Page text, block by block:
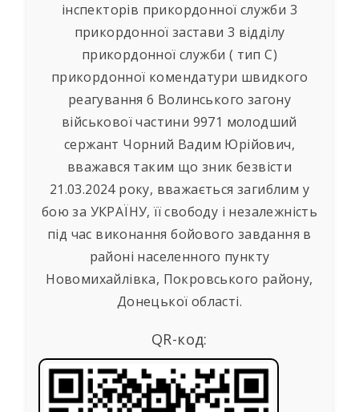
інспекторів прикордонної служби 3
прикордонної застави 3 відділу
прикордонної служби ( тип С)
прикордонної комендатури швидкого
реагування 6 Волинського загону
військової частини 9971 молодший
сержант Чорний Вадим Юрійович,
вважався таким що зник безвісти
21.03.2024 року, вважається загиблим у
бою за УКРАЇНУ, її свободу і незалежність
під час виконання бойового завдання в
районі населенного пункту
Новомихайлівка, Покровського району,
Донецької області.
QR-код: